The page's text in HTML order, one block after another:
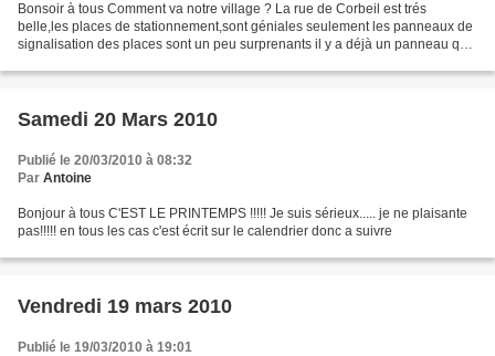
Bonsoir à tous Comment va notre village ? La rue de Corbeil est trés
belle,les places de stationnement,sont géniales seulement les panneaux de
signalisation des places sont un peu surprenants il y a déjà un panneau qui
Samedi 20 Mars 2010
Publié le 20/03/2010 à 08:32
Par Antoine
Bonjour à tous C'EST LE PRINTEMPS !!!!! Je suis sérieux..... je ne plaisante
pas!!!!! en tous les cas c'est écrit sur le calendrier donc a suivre
Vendredi 19 mars 2010
Publié le 19/03/2010 à 19:01